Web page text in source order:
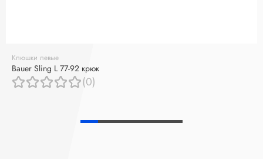
Клюшки левые
Bauer Sling L 77-92 крюк
(0)